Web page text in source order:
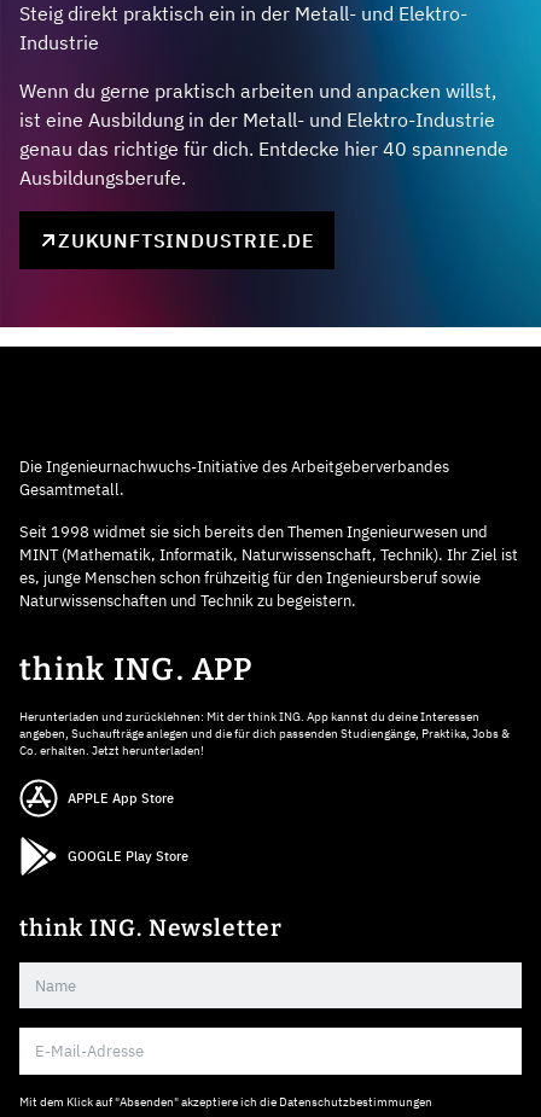
Steig direkt praktisch ein in der Metall- und Elektro-
Industrie
Wenn du gerne praktisch arbeiten und anpacken willst,
ist eine Ausbildung in der Metall- und Elektro-Industrie
genau das richtige für dich. Entdecke hier 40 spannende
Ausbildungsberufe.
ZUKUNFTSINDUSTRIE.DE
Die Ingenieurnachwuchs-Initiative des Arbeitgeberverbandes
Gesamtmetall.
Seit 1998 widmet sie sich bereits den Themen Ingenieurwesen und
MINT (Mathematik, Informatik, Naturwissenschaft, Technik). Ihr Ziel ist
es, junge Menschen schon frühzeitig für den Ingenieursberuf sowie
Naturwissenschaften und Technik zu begeistern.
think ING. APP
Herunterladen und zurücklehnen: Mit der think ING. App kannst du deine Interessen
angeben, Suchaufträge anlegen und die für dich passenden Studiengänge, Praktika, Jobs &
Co. erhalten. Jetzt herunterladen!
APPLE App Store
GOOGLE Play Store
think ING. Newsletter
Mit dem Klick auf "Absenden" akzeptiere ich die Datenschutzbestimmungen